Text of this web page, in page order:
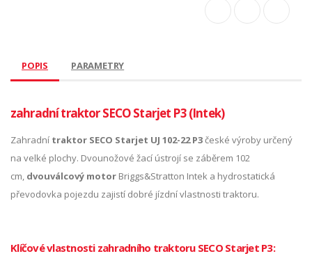
POPIS PARAMETRY
zahradní traktor SECO Starjet P3 (Intek)
Zahradní traktor SECO Starjet UJ 102-22 P3české výroby určený
na velké plochy. Dvounožové žací ústrojí se záběrem 102
cm, dvouválcový motor Briggs&Stratton Intek a hydrostatická
převodovka pojezdu zajistí dobré jízdní vlastnosti traktoru.
Klíčové vlastnosti zahradního traktoru SECO Starjet P3: